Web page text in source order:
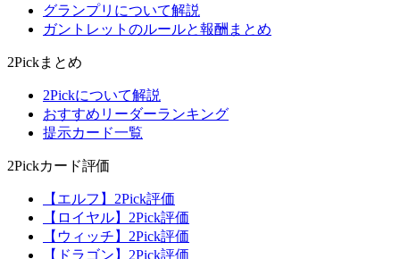
グランプリについて解説
ガントレットのルールと報酬まとめ
2Pickまとめ
2Pickについて解説
おすすめリーダーランキング
提示カード一覧
2Pickカード評価
【エルフ】2Pick評価
【ロイヤル】2Pick評価
【ウィッチ】2Pick評価
【ドラゴン】2Pick評価